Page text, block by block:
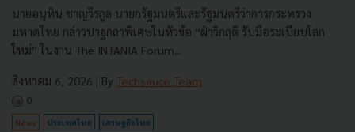
นายอนุทิน ชาญวีรกูล นายกรัฐมนตรีและรัฐมนตรีว่าการกระทรวง
มหาดไทย กล่าวปาฐกถาพิเศษในหัวข้อ “ฝ่าวิกฤติ รับมือระเบียบโลก
ใหม่” ในงาน The INTANIA Forum...
สิงหาคม 6, 2026 | By Techsauce Team
0
News ประเทศไทย เศรษฐกิจไทย